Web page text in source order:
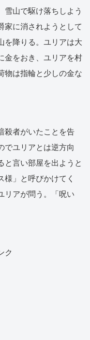
雪山で駆け落ちしよう
家に消されようとして
を降りる。ユリアは大
金をおき、ユリアを村
物は指輪と少しの金な
殺者がいたことを告
でユリアとは逆方向
と言い部屋を出ようと
様」と呼びかけてく
リアが問う。「呪い
ク